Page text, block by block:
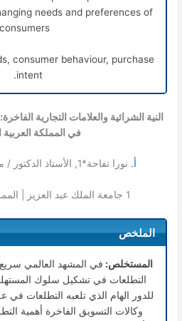
needs and preferences of
consumers.
consumer behaviour, purchase
intent.
النية الشرائية والعلامات التجارية
في المملكة العربية
أ. نورا تفاحة*1, الأستاذ الدكتور /
1 جامعة الملك عبد العزيز |
الملخص
المستخلص: في المشهد العالمي سريع
التطلعات في تشكيل سلوك المستهلك
للدور الهام الذي تلعبه التطلعات
وكالات التسويق الفاخرة أهمية